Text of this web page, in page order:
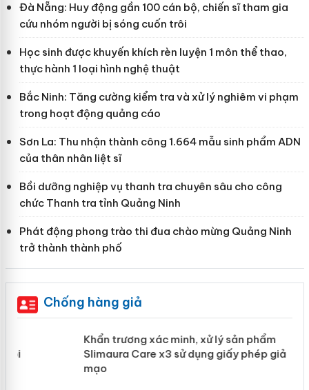
Đà Nẵng: Huy động gần 100 cán bộ, chiến sĩ tham gia
cứu nhóm người bị sóng cuốn trôi
Học sinh được khuyến khích rèn luyện 1 môn thể thao,
thực hành 1 loại hình nghệ thuật
Bắc Ninh: Tăng cường kiểm tra và xử lý nghiêm vi phạm
trong hoạt động quảng cáo
Sơn La: Thu nhận thành công 1.664 mẫu sinh phẩm ADN
của thân nhân liệt sĩ
Bồi dưỡng nghiệp vụ thanh tra chuyên sâu cho công
chức Thanh tra tỉnh Quảng Ninh
Phát động phong trào thi đua chào mừng Quảng Ninh
trở thành thành phố
Chống hàng giả
Khẩn trương xác minh, xử lý sản phẩm
Slimaura Care x3 sử dụng giấy phép
giả mạo